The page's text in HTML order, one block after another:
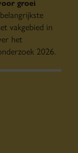
groei
vakgebied in
het
2026.